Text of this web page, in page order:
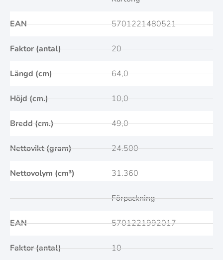
EAN
Faktor (antal)
Längd (cm)
Höjd (cm.)
Bredd (cm.)
Nettovikt (gram)
Nettovolym (cm³)
5701221480521
20
64,0
10,0
49,0
24.500
31.360
EAN
Faktor (antal)
Förpackning
5701221992017
10